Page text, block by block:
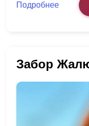
Подробнее
Забор